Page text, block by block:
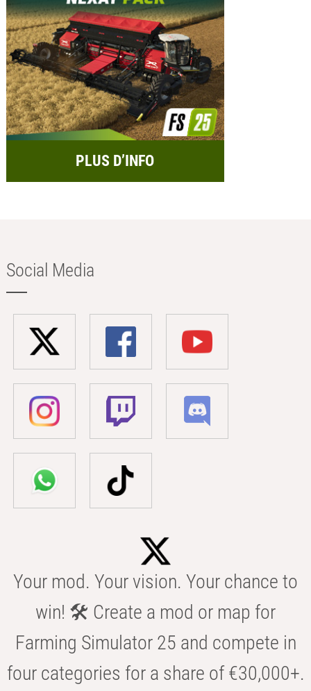
PLUS D’INFO
Social Media
Your mod. Your vision. Your chance to
win! 🛠️ Create a mod or map for
Farming Simulator 25 and compete in
four categories for a share of €30,000+.